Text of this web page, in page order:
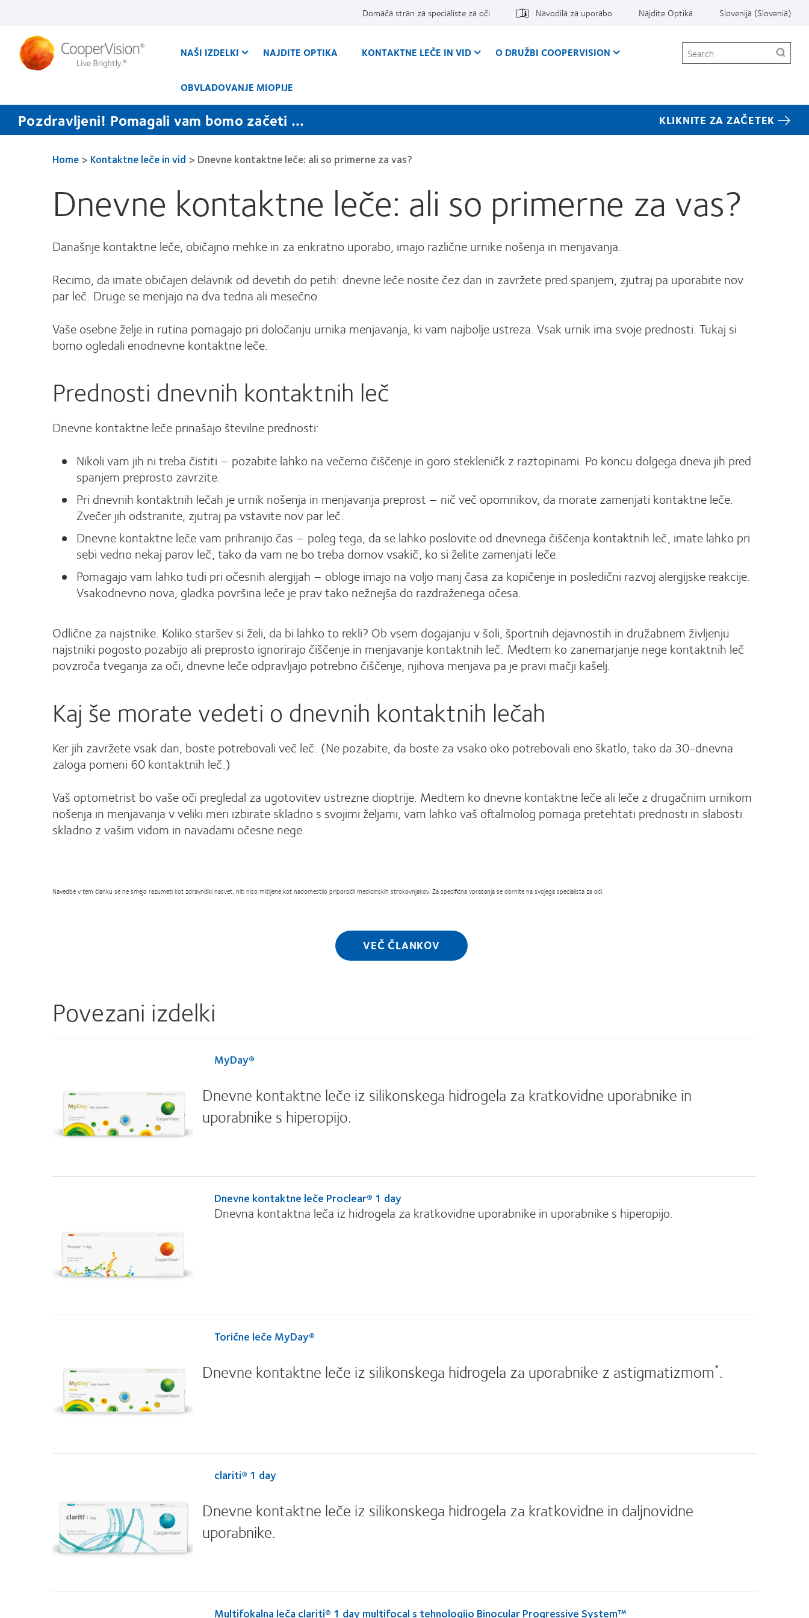
content
Domača stran za specialiste za oči Navodila za uporabo Najdite Optika Slovenija (Slovenia)
NAŠI IZDELKI NAJDITE OPTIKA KONTAKTNE LEČE IN VID O DRUŽBI COOPERVISION
OBVLADOVANJE MIOPIJE
Search
Pozdravljeni! Pomagali vam bomo začeti ... KLIKNITE ZA ZAČETEK
Home> Kontaktne leče in vid > Dnevne kontaktne leče: ali so primerne za vas?
Dnevne kontaktne leče: ali so primerne za vas?
Današnje kontaktne leče, običajno mehke in za enkratno uporabo, imajo različne urnike nošenja in menjavanja.
Recimo, da imate običajen delavnik od devetih do petih: dnevne leče nosite čez dan in zavržete pred spanjem, zjutraj pa uporabite nov
par leč. Druge se menjajo na dva tedna ali mesečno.
Vaše osebne želje in rutina pomagajo pri določanju urnika menjavanja, ki vam najbolje ustreza. Vsak urnik ima svoje prednosti. Tukaj si
bomo ogledali enodnevne kontaktne leče.
Prednosti dnevnih kontaktnih leč
Dnevne kontaktne leče prinašajo številne prednosti:
Nikoli vam jih ni treba čistiti – pozabite lahko na večerno čiščenje in goro stekleničk z raztopinami. Po koncu dolgega dneva jih pred
spanjem preprosto zavrzite.
Pri dnevnih kontaktnih lečah je urnik nošenja in menjavanja preprost – nič več opomnikov, da morate zamenjati kontaktne leče.
Zvečer jih odstranite, zjutraj pa vstavite nov par leč.
Dnevne kontaktne leče vam prihranijo čas – poleg tega, da se lahko poslovite od dnevnega čiščenja kontaktnih leč, imate lahko pri
sebi vedno nekaj parov leč, tako da vam ne bo treba domov vsakič, ko si želite zamenjati leče.
Pomagajo vam lahko tudi pri očesnih alergijah – obloge imajo na voljo manj časa za kopičenje in posledični razvoj alergijske reakcije.
Vsakodnevno nova, gladka površina leče je prav tako nežnejša do razdraženega očesa.
Odlične za najstnike. Koliko staršev si želi, da bi lahko to rekli? Ob vsem dogajanju v šoli, športnih dejavnostih in družabnem življenju
najstniki pogosto pozabijo ali preprosto ignorirajo čiščenje in menjavanje kontaktnih leč. Medtem ko zanemarjanje nege kontaktnih leč
povzroča tveganja za oči, dnevne leče odpravljajo potrebno čiščenje, njihova menjava pa je pravi mačji kašelj.
Kaj še morate vedeti o dnevnih kontaktnih lečah
Ker jih zavržete vsak dan, boste potrebovali več leč. (Ne pozabite, da boste za vsako oko potrebovali eno škatlo, tako da 30-dnevna
zaloga pomeni 60 kontaktnih leč.)
Vaš optometrist bo vaše oči pregledal za ugotovitev ustrezne dioptrije. Medtem ko dnevne kontaktne leče ali leče z drugačnim urnikom
nošenja in menjavanja v veliki meri izbirate skladno s svojimi željami, vam lahko vaš oftalmolog pomaga pretehtati prednosti in slabosti
skladno z vašim vidom in navadami očesne nege.
Navedbe v tem članku se ne smejo razumeti kot zdravniški nasvet, niti niso mišljene kot nadomestilo priporočil medicinskih strokovnjakov. Za specifična vprašanja se obrnite na svojega specialista za oči.
VEČ ČLANKOV
Povezani izdelki
MyDay®
Dnevne kontaktne leče iz silikonskega hidrogela za kratkovidne uporabnike in
uporabnike s hiperopijo.
Dnevne kontaktne leče Proclear® 1 day
Dnevna kontaktna leča iz hidrogela za kratkovidne uporabnike in uporabnike s hiperopijo.
Torične leče MyDay®
Dnevne kontaktne leče iz silikonskega hidrogela za uporabnike z astigmatizmom*.
clariti® 1 day
Dnevne kontaktne leče iz silikonskega hidrogela za kratkovidne in daljnovidne
uporabnike.
Multifokalna leča clariti® 1 day multifocal s tehnologijo Binocular Progressive System™